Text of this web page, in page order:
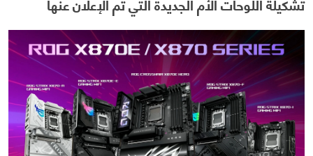
تشكيلة اللوحات الأم الجديدة التي تم الإعلان عنها